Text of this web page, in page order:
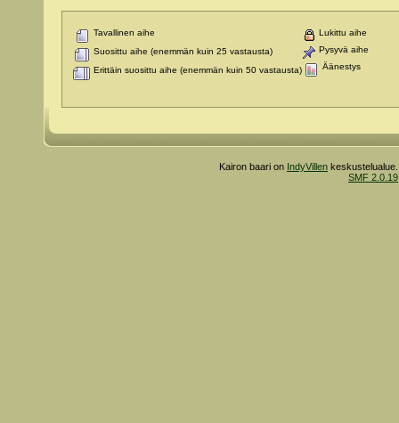
Tavallinen aihe
Suosittu aihe (enemmän kuin 25 vastausta)
Erittäin suosittu aihe (enemmän kuin 50 vastausta)
Lukittu aihe
Pysyvä aihe
Äänestys
Kairon baari on IndyVillen
SMF 2.0.19